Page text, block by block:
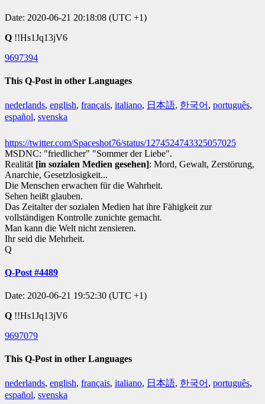
Date: 2020-06-21 20:18:08 (UTC +1)
Q !!Hs1Jq13jV6
9697394
This Q-Post in other Languages
nederlands, english, français, italiano, 日本語, 한국어 , português,
español, svenska
https://twitter.com/Spaceshot76/status/1274524743325057025
MSDNC: "friedlicher" "Sommer der Liebe".
Realität [in sozialen Medien gesehen]: Mord, Gewalt, Zerstörung,
Anarchie, Gesetzlosigkeit...
Die Menschen erwachen für die Wahrheit.
Sehen heißt glauben.
Das Zeitalter der sozialen Medien hat ihre Fähigkeit zur
vollständigen Kontrolle zunichte gemacht.
Man kann die Welt nicht zensieren.
Ihr seid die Mehrheit.
Q
Q-Post #4489
Date: 2020-06-21 19:52:30 (UTC +1)
Q !!Hs1Jq13jV6
9697079
This Q-Post in other Languages
nederlands, english, français, italiano, 日本語, 한국어 , português,
español, svenska